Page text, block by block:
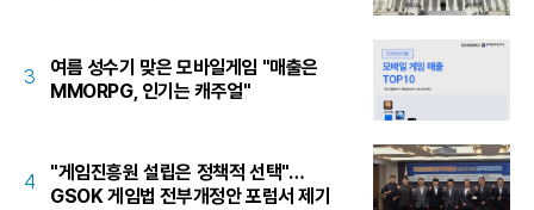
3
여름 성수기 맞은 모바일게임 "매출은
MMORPG, 인기는 캐주얼"
4
"게임진흥원 설립은 정책적 선택"…
GSOK 게임법 전부개정안 포럼서 제기